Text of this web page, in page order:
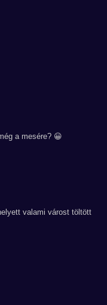
a mesére? 😀
valami várost töltött